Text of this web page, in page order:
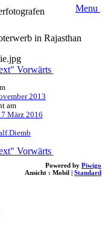
Menu
in Rajasthan
Vorwärts
2013
am
März 2016
Vorwärts
Powered by Piwigo
Ansicht : Mobil | Standard